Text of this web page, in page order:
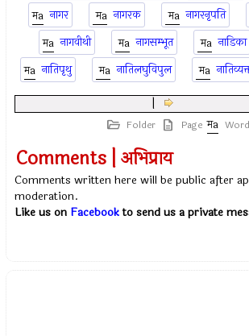
नागर
नागरक नागरनृपति
नागवीथी
नागसम्भूत नाडिका
नातिपृथु
नातिलघुविपुल
Folder
Page
Comments | अभिप्राय
Comments written here will be public after
moderation.
Like us on Facebookto send us a private